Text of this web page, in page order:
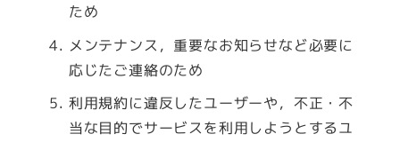
ため
メンテナンス，重要なお知らせなど必要に
応じたご連絡のため
利用規約に違反したユーザーや，不正・不
当な目的でサービスを利用しようとするユ